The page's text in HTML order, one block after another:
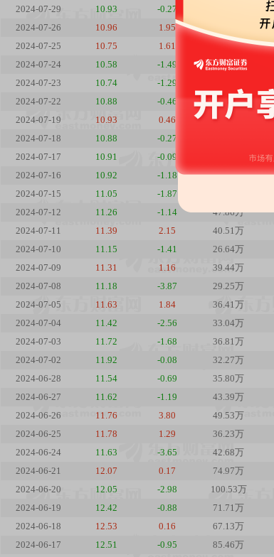
2024-07-29
10.93 -0.27
2024-07-26
10.96 1.95
2024-07-25
10.75 1.61 81.93万
2024-07-24
10.58 -1.49 56.40万
2024-07-23
10.74 -1.29
2024-07-22
10.88 -0.46 50.14万
2024-07-19
10.93 0.46 43.52万
2024-07-18
10.88 -0.27
2024-07-17
10.91 -0.09
2024-07-16
10.92 -1.18 22.07万
2024-07-15
11.05 -1.87
2024-07-12
11.26 -1.14 47.86万
2024-07-11
11.39 2.15 40.51万
2024-07-10
11.15 -1.41 26.64万
2024-07-09
11.31 1.16 39.44万
2024-07-08
11.18 -3.87 29.25万
2024-07-05
11.63 1.84 36.41万
2024-07-04
11.42 -2.56 33.04万
2024-07-03
11.72 -1.68 36.81万
2024-07-02
11.92 -0.08 32.27万
2024-06-28
11.54 -0.69 35.80万
2024-06-27
11.62 -1.19 43.39万
2024-06-26
11.76 3.80 49.53万
2024-06-25
11.78 1.29 36.23万
2024-06-24
11.63 -3.65 42.68万
2024-06-21
12.07 0.17 74.97万
2024-06-20
12.05 -2.98 100.53万
2024-06-19
12.42 -0.88 71.71万
2024-06-18
12.53 0.16 67.13万
2024-06-17
12.51 -0.95 85.46万